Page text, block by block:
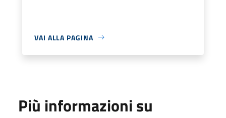
VAI ALLA PAGINA
Più informazioni su